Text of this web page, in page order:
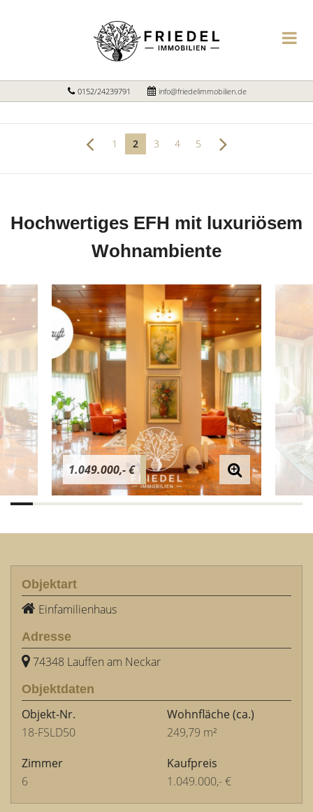
0152/24239791 info@friedelimmobilien.de
1 2 3 4 5
Hochwertiges EFH mit luxuriösem
Wohnambiente
1.049.000,- €
Objektart
Einfamilienhaus
Adresse
74348 Lauffen am Neckar
Objektdaten
Objekt-Nr.
18-FSLD50
Wohnfläche(ca.)
249,79 m²
Zimmer
6
Kaufpreis
1.049.000,- €